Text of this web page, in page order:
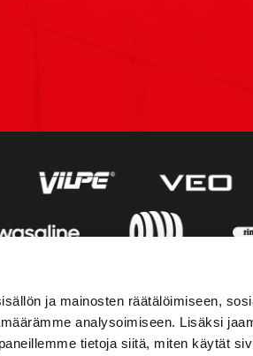
ja mainosten räätälöimiseen,
analysoimiseen. Lisäksi
tietoja siitä, miten käytät